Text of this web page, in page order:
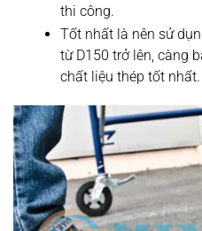
thi công.
Tốt nhất là nên sử
từ D150 trở lên, càng
chất liệu thép tốt nhất.